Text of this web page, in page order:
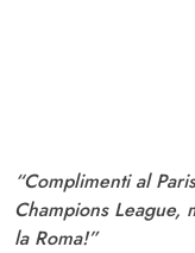
“Complimenti al
Champions League,
la Roma!”